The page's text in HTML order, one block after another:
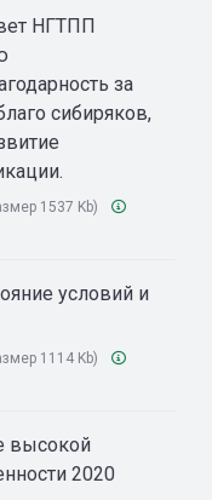
НГТПП
за
сибиряков,
1537 Kb)
условий и
1114 Kb)
высокой
2020